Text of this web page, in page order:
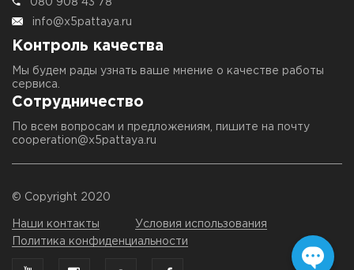
080 908 43 78
info@x5pattaya.ru
Контроль качества
Мы будем рады узнать ваше мнение о качестве работы
сервиса.
Сотрудничество
По всем вопросам и предложениям, пишите на почту
cooperation@x5pattaya.ru
© Copyright 2020
Наши контакты
Условия использования
Политика конфиденциальности